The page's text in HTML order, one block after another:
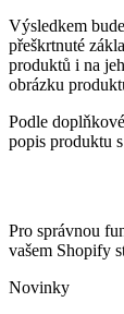
Výsledkem
přeškrtnuté
produktů i na
obrázku
Podle
popis produktu
Pro správnou
vašem Shopify
Novinky